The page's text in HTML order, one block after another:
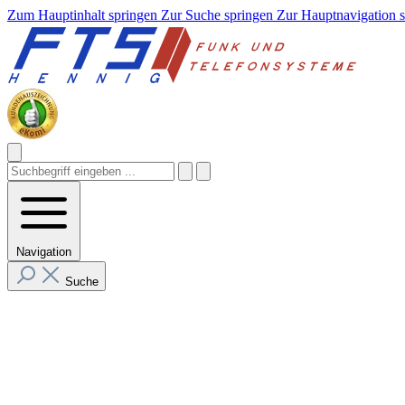
Zum Hauptinhalt springen Zur Suche springen Zur Hauptnavigation
Navigation
Suche